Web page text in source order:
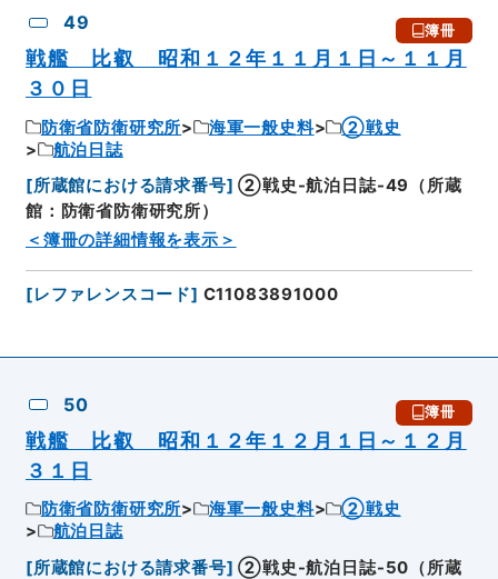
49 簿冊
戦艦 比叡 昭和１２年１１月１日～１１月
３０日
防衛省防衛研究所 海軍一般史料
②戦史
航泊日誌
[所蔵館における請求番号] ②戦史-航泊日誌-49（所蔵
館：防衛省防衛研究所）
＜簿冊の詳細情報を表示＞
[レファレンスコード] C11083891000
50 簿冊
戦艦 比叡 昭和１２年１２月１日～１２月
３１日
防衛省防衛研究所 海軍一般史料
②戦史
航泊日誌
[所蔵館における請求番号] ②戦史-航泊日誌-50（所蔵